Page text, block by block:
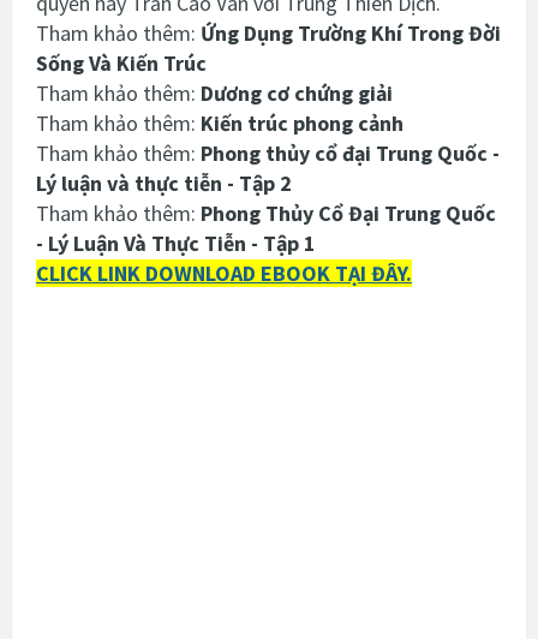
Tham khảo thêm: Ứng Dụng Trường Khí Trong Đời
Sống Và Kiến Trúc
Tham khảo thêm: Dương cơ chứng giải
Tham khảo thêm: Kiến trúc phong cảnh
Tham khảo thêm: Phong thủy cổ đại Trung Quốc -
Lý luận và thực tiễn - Tập 2
Tham khảo thêm: Phong Thủy Cổ Đại Trung Quốc
- Lý Luận Và Thực Tiễn - Tập 1
CLICK LINK DOWNLOAD EBOOK TẠI ĐÂY.